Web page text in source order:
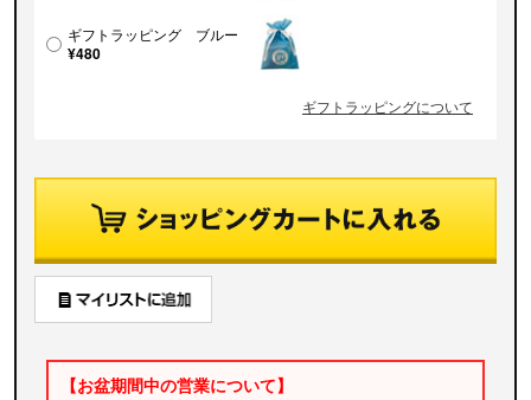
ギフトラッピング ブルー
¥480
ギフトラッピングについて
【お盆期間中の営業について】